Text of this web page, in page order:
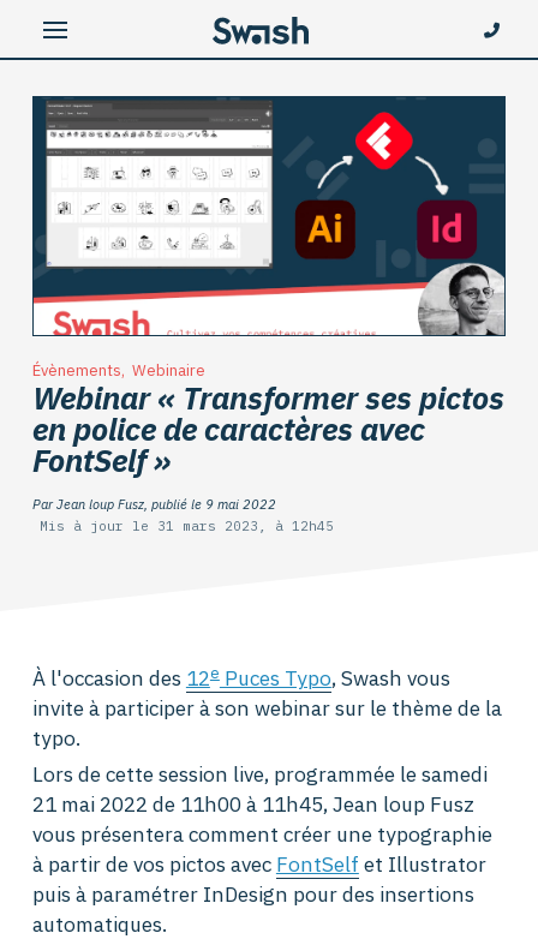
Évènements, Webinaire
Webinar « Transformer ses pictos
en police de caractères avec
FontSelf »
Par Jean loup Fusz, publié le 9 mai 2022
Mis à jour le 31 mars 2023, à 12h45
À l'occasion des 12ePuces Typo, Swash vous
invite à participer à son webinar sur le thème de la
typo.
Lors de cette session live, programmée le samedi
21 mai 2022 de 11h00 à 11h45, Jean loup Fusz
vous présentera comment créer une typographie
à partir de vos pictos avec FontSelf et Illustrator
puis à paramétrer InDesign pour des insertions
automatiques.